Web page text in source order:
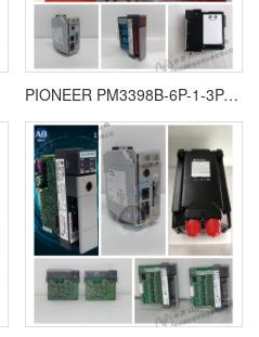
PIONEER PM3398B-6P-1-3P-E欧美进口 全新原装 质保一年